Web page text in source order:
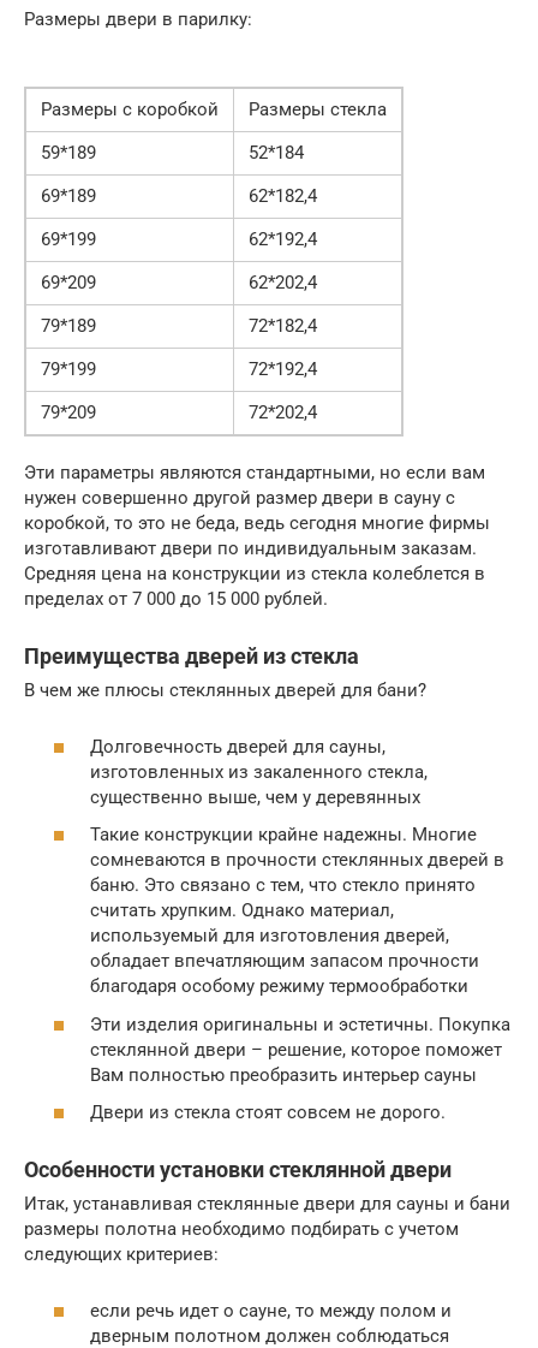
Размеры двери в парилку:
Размеры с коробкой
Размеры стекла
59*189
52*184
69*189
62*182,4
69*199
62*192,4
69*209
62*202,4
79*189
72*182,4
79*199
72*192,4
79*209
72*202,4
Эти параметры являются стандартными, но если вам
нужен совершенно другой размер двери в сауну с
коробкой, то это не беда, ведь сегодня многие фирмы
изготавливают двери по индивидуальным заказам.
Средняя цена на конструкции из стекла колеблется в
пределах от 7 000 до 15 000 рублей.
Преимущества дверей из стекла
В чем же плюсы стеклянных дверей для бани?
Долговечность дверей для сауны,
изготовленных из закаленного стекла,
существенно выше, чем у деревянных
Такие конструкции крайне надежны. Многие
сомневаются в прочности стеклянных дверей в
баню. Это связано с тем, что стекло принято
считать хрупким. Однако материал,
используемый для изготовления дверей,
обладает впечатляющим запасом прочности
благодаря особому режиму термообработки
Эти изделия оригинальны и эстетичны. Покупка
стеклянной двери – решение, которое поможет
Вам полностью преобразить интерьер сауны
Двери из стекла стоят совсем не дорого.
Особенности установки стеклянной двери
Итак, устанавливая стеклянные двери для сауны и бани
размеры полотна необходимо подбирать с учетом
следующих критериев:
если речь идет о сауне, то между полом и
дверным полотном должен соблюдаться